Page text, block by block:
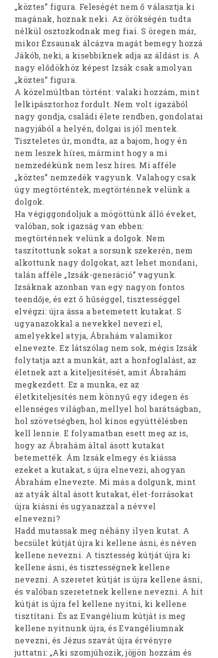
„köztes” figura. Feleségét nem ő választja ki
magának, hoznak neki. Az örökségén tudta
nélkül osztozkodnak meg fiai. S öregen már,
mikor Ézsaunak álcázva magát bemegy hozzá
Jákób, neki, a kisebbiknek adja az áldást is. A
nagy elődökhöz képest Izsák csak amolyan
„köztes” figura.
A közelmúltban történt: valaki hozzám, mint
lelkipásztorhoz fordult. Nem volt igazából
nagy gondja, családi élete rendben, gondolatai
nagyjából a helyén, dolgai is jól mentek.
Tiszteletes úr, mondta, az a bajom, hogy én
nem leszek híres, mármint hogy a mi
nemzedékünk nem lesz híres. Mi afféle
„köztes” nemzedék vagyunk. Valahogy csak
úgy megtörténtek, megtörténnek velünk a
dolgok.
Ha végiggondoljuk a mögöttünk álló éveket,
valóban, sok igazság van ebben:
megtörténnek velünk a dolgok. Nem
taszítottunk sokat a sorsunk szekerén, nem
alkottunk nagy dolgokat, azt lehet mondani,
talán afféle „Izsák-generáció” vagyunk.
Izsáknak azonban van egy nagyon fontos
teendője, és ezt ő hűséggel, tisztességgel
elvégzi: újra ássa a betemetett kutakat. S
ugyanazokkal a nevekkel nevezi el,
amelyekkel atyja, Ábrahám valamikor
elnevezte. Ez látszólag nem sok, mégis Izsák
folytatja azt a munkát, azt a honfoglalást, az
életnek azt a kiteljesítését, amit Ábrahám
megkezdett. Ez a munka, ez az
életkiteljesítés nem könnyű egy idegen és
ellenséges világban, mellyel hol barátságban,
hol szövetségben, hol kínos együttélésben
kell lennie. E folyamatban esett meg az is,
hogy az Ábrahám által ásott kutakat
betemették. Ám Izsák elmegy és kiássa
ezeket a kutakat, s újra elnevezi, ahogyan
Ábrahám elnevezte. Mi más a dolgunk, mint
az atyák által ásott kutakat, élet-forrásokat
újra kiásni és ugyanazzal a névvel
elnevezni?
Hadd mutassak meg néhány ilyen kutat. A
becsület kútját újra ki kellene ásni, és néven
kellene nevezni. A tisztesség kútját újra ki
kellene ásni, és tisztességnek kellene
nevezni. A szeretet kútját is újra kellene ásni,
és valóban szeretetnek kellene nevezni. A hit
kútját is újra fel kellene nyitni, ki kellene
tisztítani. És az Evangélium kútját is meg
kellene nyitnunk újra, és Evangéliumnak
nevezni, és Jézus szavát újra érvényre
juttatni: „Aki szomjúhozik, jöjjön hozzám és